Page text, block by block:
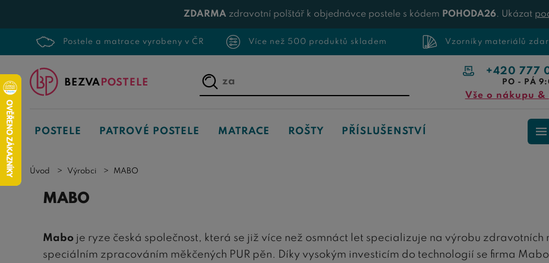
ZDARMA zdravotní polštář k objednávce postele s kódem POHODA26. Ukázat
Postele a matrace vyrobeny v ČR Více než 500 produktů skladem Vzorníky materiálů
Napište,
co
hledáte...
+420 777
PO - PÁ
Vše o nákupu
POSTELE PATROVÉ POSTELE MATRACE ROŠTY PŘÍSLUŠENSTVÍ
Úvod Výrobci MABO
MABO
Mabo je ryze česká společnost, která se již více než osmnáct let specializuje na výrobu zdravotních
speciálním zpracováním měkčených PUR pěn. Díky vysokým investicím do technologií se firma